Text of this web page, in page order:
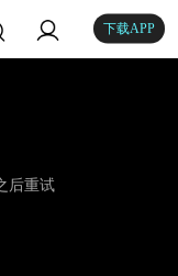
下载APP
后重试